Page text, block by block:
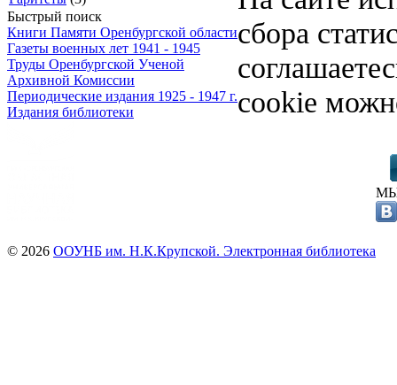
Быстрый поиск
Книги Памяти Оренбургской области
Газеты военных лет 1941 - 1945
Труды Оренбургской Ученой
Архивной Комиссии
Периодические издания 1925 - 1947 г.
Издания библиотеки
сбора
cookie
© 2026 ООУНБ им. Н.К.Крупской. Электронная библиотека